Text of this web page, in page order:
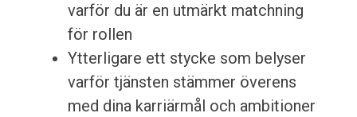
varför du är en utmärkt matchning
för rollen
Ytterligare ett stycke som belyser
varför tjänsten stämmer överens
med dina karriärmål och ambitioner